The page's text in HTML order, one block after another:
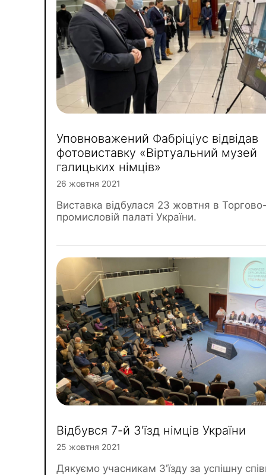
Уповноважений Фабріціус відвідав
фотовиставку «Віртуальний музей
галицьких німців»
26 жовтня 2021
Виставка відбулася 23 жовтня в
промисловій палаті України.
Відбувся 7-й З'їзд німців України
25 жовтня 2021
Дякуємо учасникам З'їзду за успішну